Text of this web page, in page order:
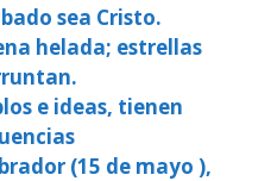
sea Cristo.
helada; estrellas
e ideas, tienen
(15 de mayo ),